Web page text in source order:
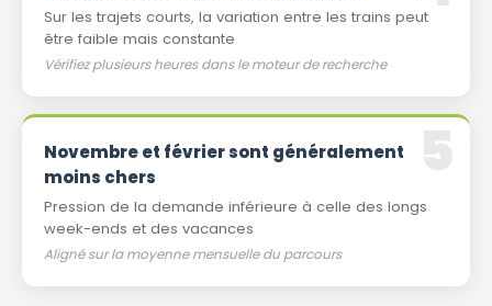
Sur les trajets courts, la variation entre les trains peut
être faible mais constante
Vérifiez plusieurs heures dans le moteur de recherche
Novembre et février sont généralement
moins chers
Pression de la demande inférieure à celle des longs
week-ends et des vacances
Aligné sur la moyenne mensuelle du parcours